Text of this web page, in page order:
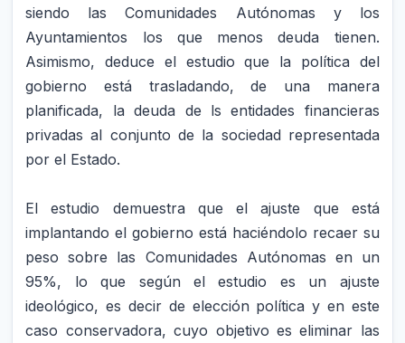
siendo las Comunidades Autónomas y los
Ayuntamientos los que menos deuda tienen.
Asimismo, deduce el estudio que la política del
gobierno está trasladando, de una manera
planificada, la deuda de ls entidades financieras
privadas al conjunto de la sociedad representada
por el Estado.
El estudio demuestra que el ajuste que está
implantando el gobierno está haciéndolo recaer su
peso sobre las Comunidades Autónomas en un
95%, lo que según el estudio es un ajuste
ideológico, es decir de elección política y en este
caso conservadora, cuyo objetivo es eliminar las